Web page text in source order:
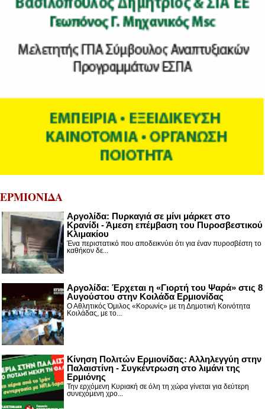
ΕΡΜΙΟΝΙΔΑ
Αργολίδα: Πυρκαγιά σε μίνι μάρκετ στο
Κρανίδι - Άμεση επέμβαση του Πυροσβεστικού
Κλιμακίου
Ένα περιστατικό που αποδεικνύει ότι για έναν πυροσβέστη το
καθήκον δε...
Αργολίδα: Έρχεται η «Γιορτή του Ψαρά» στις 8
Αυγούστου στην Κοιλάδα Ερμιονίδας
Ο Αθλητικός Όμιλος «Κορωνίς» με τη Δημοτική Κοινότητα
Κοιλάδας, με το...
Κίνηση Πολιτών Ερμιονίδας: Αλληλεγγύη στην
Παλαιστίνη - Συγκέντρωση στο λιμάνι της
Ερμιόνης
Την ερχόμενη Κυριακή σε όλη τη χώρα γίνεται για δεύτερη
συνεχόμενη χρο...